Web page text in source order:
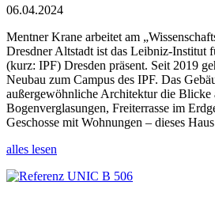
06.04.2024
Mentner Krane arbeitet am
Dresdner Altstadt ist das Leibniz-Institut
(kurz: IPF) Dresden präsent. Seit 2019
Neubau zum Campus des IPF. Das
außergewöhnliche Architektur die Blicke
Bogenverglasungen, Freiterrasse im
Geschosse mit Wohnungen – dieses
alles lesen